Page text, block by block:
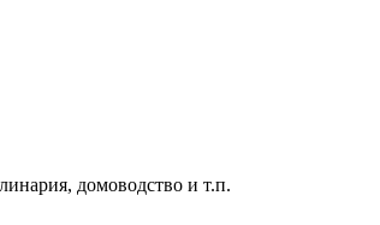
домоводство и т.п.